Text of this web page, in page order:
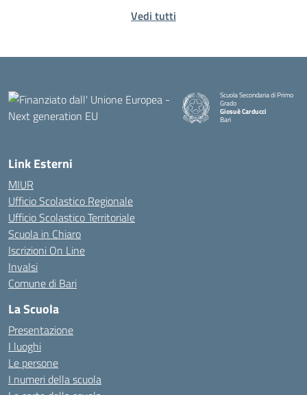
Vedi tutti
Scuola Secondaria di Primo
Grado
Giosuè Carducci
Bari
Link Esterni
MIUR
Ufficio Scolastico Regionale
Ufficio Scolastico Territoriale
Scuola in Chiaro
Iscrizioni On Line
Invalsi
Comune di Bari
La Scuola
Presentazione
I luoghi
Le persone
I numeri della scuola